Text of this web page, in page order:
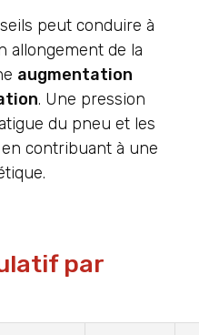
peut conduire à
allongement de la
augmentation
. Une pression
du pneu et les
contribuant à une
par